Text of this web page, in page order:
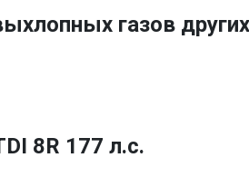
газов
8R 177 л.с.